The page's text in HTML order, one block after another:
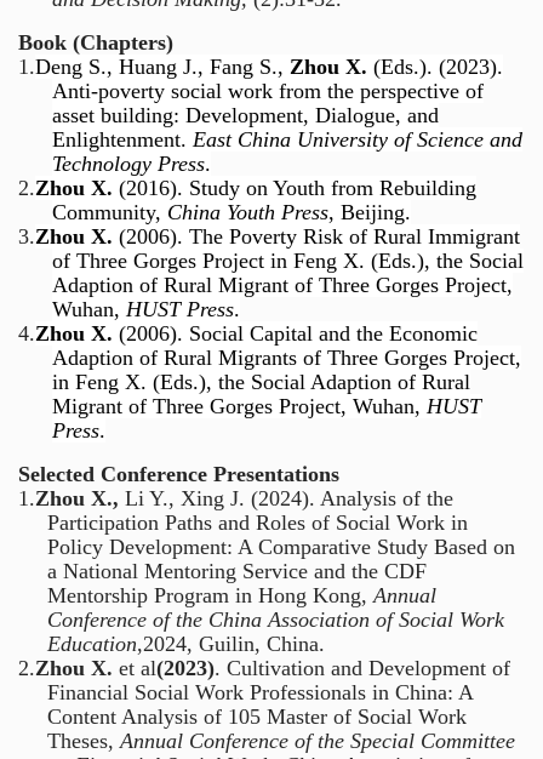
Book (Chapters)
1.Deng S., Huang J., Fang S., Zhou X. (Eds.). (2023).
Anti-poverty social work from the perspective of
asset building: Development, Dialogue, and
Enlightenment. East China University of Science and
Technology Press.
2.Zhou X. (2016). Study on Youth from Rebuilding
Community, China Youth Press, Beijing.
3.Zhou X. (2006). The Poverty Risk of Rural Immigrant
of Three Gorges Project in Feng X. (Eds.), the Social
Adaption of Rural Migrant of Three Gorges Project,
Wuhan, HUST Press.
4.Zhou X. (2006). Social Capital and the Economic
Adaption of Rural Migrants of Three Gorges Project,
in Feng X. (Eds.), the Social Adaption of Rural
Migrant of Three Gorges Project, Wuhan, HUST
Press.
Selected Conference Presentations
1.Zhou X., Li Y., Xing J. (2024). Analysis of the
Participation Paths and Roles of Social Work in
Policy Development: A Comparative Study Based on
a National Mentoring Service and the CDF
Mentorship Program in Hong Kong,Annual
Conference of the China Association of Social Work
Education,2024, Guilin, China.
2.Zhou X. et al(2023). Cultivation and Development of
Financial Social Work Professionals in China: A
Content Analysis of 105 Master of Social Work
Theses,Annual Conference of the Special Committee